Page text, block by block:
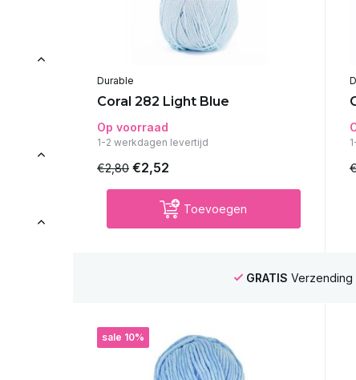
Durable
Coral 282 Light Blue
Op voorraad
1-2 werkdagen levertijd
€2,80 €2,52
Toevoegen
GRATIS
sale 10%